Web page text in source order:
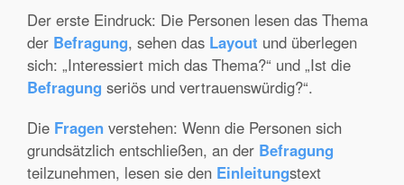
Der erste Eindruck: Die Personen lesen das Thema
der Befragung, sehen das Layout und überlegen
sich: „Interessiert mich das Thema?“ und „Ist die
Befragung seriös und vertrauenswürdig?“.
Die Fragen verstehen: Wenn die Personen sich
grundsätzlich entschließen, an der Befragung
teilzunehmen, lesen sie den Einleitungstext